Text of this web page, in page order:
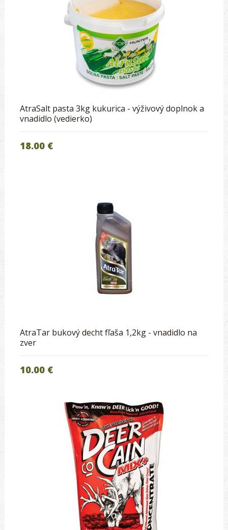
AtraSalt pasta 3kg kukurica - výživový doplnok a
vnadidlo (vedierko)
18.00 €
AtraTar bukový decht fľaša 1,2kg - vnadidlo na
zver
10.00 €